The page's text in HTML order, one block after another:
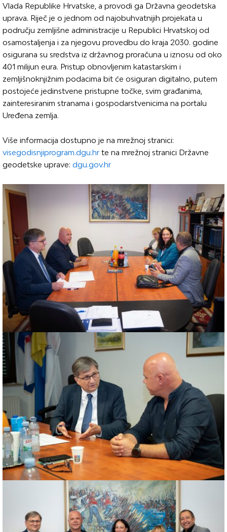
Vlada Republike Hrvatske, a provodi ga Državna geodetska
uprava. Riječ je o jednom od najobuhvatnijih projekata u
području zemljišne administracije u Republici Hrvatskoj od
osamostaljenja i za njegovu provedbu do kraja 2030. godine
osigurana su sredstva iz državnog proračuna u iznosu od oko
401 milijun eura. Pristup obnovljenim katastarskim i
zemljišnoknjižnim podacima bit će osiguran digitalno, putem
postojeće jedinstvene pristupne točke, svim građanima,
zainteresiranim stranama i gospodarstvenicima na portalu
Uređena zemlja.
Više informacija dostupno je na mrežnoj stranici:
visegodisnjiprogram.dgu.hr te na mrežnoj stranici Državne
geodetske uprave: dgu.gov.hr